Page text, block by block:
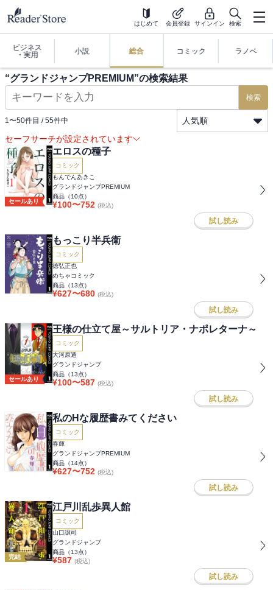
はじめて 会員登録 サインイン 検索
ビジネス
・実用
小説 総合 コミック ラノベ
“グランドジャンプPREMIUM”の検索結果
検索
1〜50件目 / 55件中
人気順
セーフサーチが設定されています
セールあり
エロスの種子
コミック
もんでんあきこ
グランドジャンプPREMIUM
商品（10点）
¥100〜752 (税込)
試し読み
もっこり半兵衛
コミック
徳弘正也
めちゃコミック
商品（13点）
¥627〜680 (税込)
試し読み
セールあり
王様の仕立て屋～サルトリア・ナポレターナ～
コミック
大河原遁
グランドジャンプ
商品（13点）
¥100〜587 (税込)
試し読み
私のHな履歴書みてください
コミック
春輝
グランドジャンプPREMIUM
商品（14点）
¥627〜752 (税込)
試し読み
完結
江戸川乱歩異人館
コミック
山口譲司
グランドジャンプ
商品（13点）
¥587 (税込)
試し読み